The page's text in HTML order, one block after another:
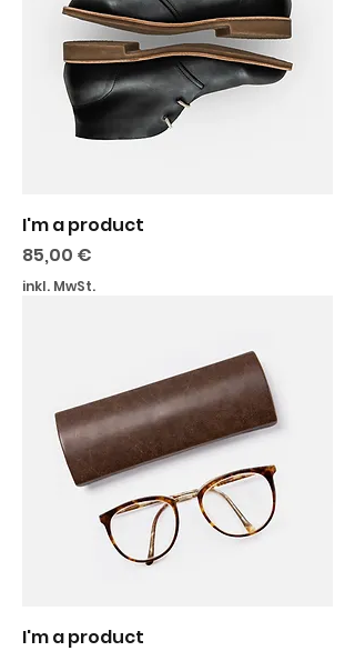
I'm a product
Preis
85,00 €
inkl. MwSt.
I'm a product